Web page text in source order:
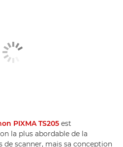
PIXMA TS205 est
la plus abordable de la
de scanner, mais sa conception